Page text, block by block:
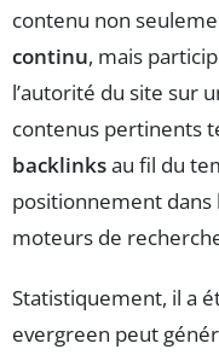
contenu non
continu, mais
l’autorité du site sur
contenus pertinents
backlinksau fil du
positionnement dans
moteurs de
Statistiquement, il a
evergreen peut